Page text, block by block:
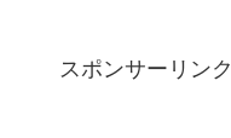
スポンサーリンク